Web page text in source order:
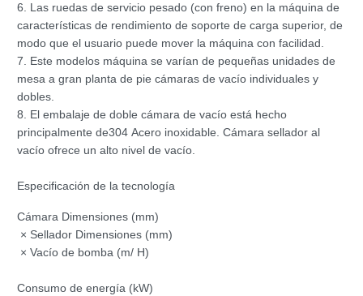
6. Las ruedas de servicio pesado (con freno) en la máquina de
características de rendimiento de soporte de carga superior, de
modo que el usuario puede mover la máquina con facilidad.
7. Este modelos máquina se varían de pequeñas unidades de
mesa a gran planta de pie cámaras de vacío individuales y
dobles.
8. El embalaje de doble cámara de vacío está hecho
principalmente de304 Acero inoxidable. Cámara sellador al
vacío ofrece un alto nivel de vacío.
Especificación de la tecnología
Cámara Dimensiones (mm)
× Sellador Dimensiones (mm)
× Vacío de bomba (m/ H)
Consumo de energía (kW)